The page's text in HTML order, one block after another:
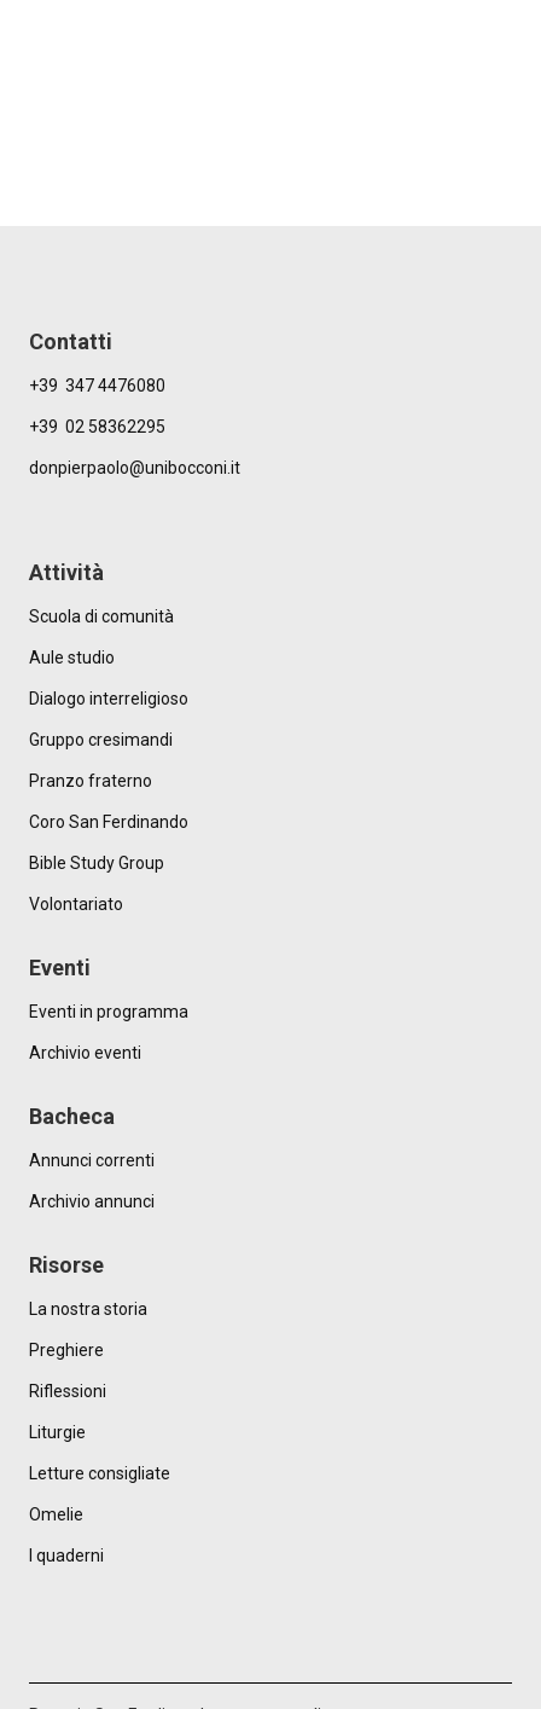
Contatti
+39 347 4476080
+39 02 58362295
donpierpaolo@unibocconi.it
Attività
Scuola di comunità
Aule studio
Dialogo interreligioso
Gruppo cresimandi
Pranzo fraterno
Coro San Ferdinando
Bible Study Group
Volontariato
Eventi
Eventi in programma
Archivio eventi
Bacheca
Annunci correnti
Archivio annunci
Risorse
La nostra storia
Preghiere
Riflessioni
Liturgie
Letture consigliate
Omelie
I quaderni